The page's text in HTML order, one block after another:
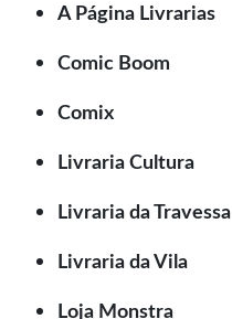
A Página Livrarias
Comic Boom
Comix
Livraria Cultura
Livraria da Travessa
Livraria da Vila
Loja Monstra